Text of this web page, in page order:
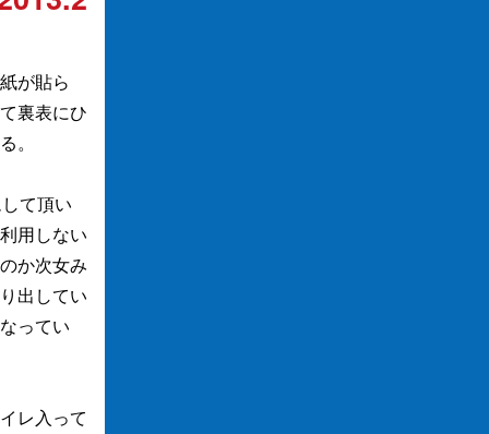
が貼ら
裏表にひ
。
て頂い
用しない
か次女み
出してい
ってい
レ入って